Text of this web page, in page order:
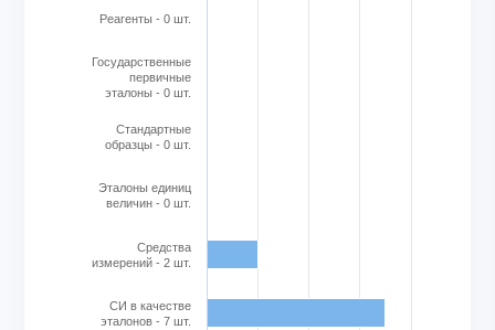
The chart has 1 Y axis displaying Кол-во в шт.. Range: 0
Реагенты - 0 шт.
Государственные
первичные
эталоны - 0 шт.
Стандартные
образцы - 0 шт.
Эталоны единиц
величин - 0 шт.
Cредства
измерений - 2 шт.
СИ в качестве
эталонов - 7 шт.